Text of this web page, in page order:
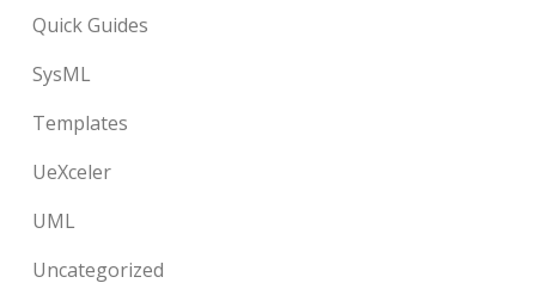
Quick Guides
SysML
Templates
UeXceler
UML
Uncategorized